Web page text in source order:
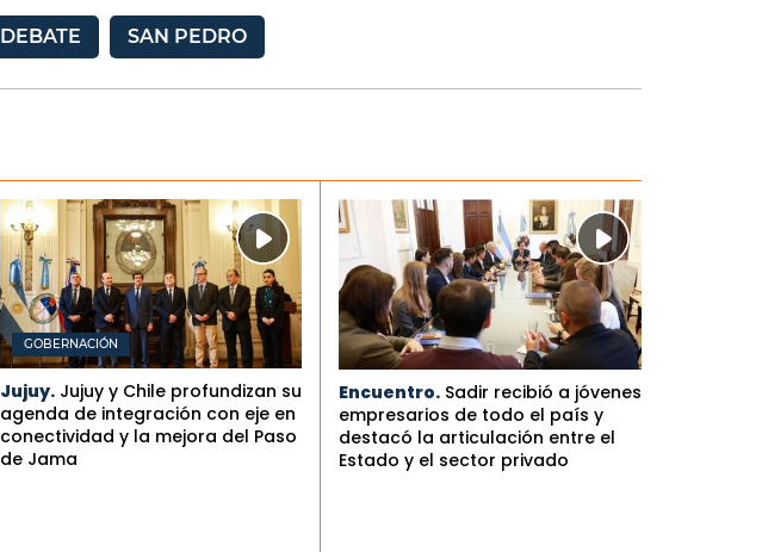
DEBATE SAN PEDRO
GOBERNACIÓN
Jujuy. Jujuy y Chile profundizan su
agenda de integración con eje en
conectividad y la mejora del Paso
de Jama
Encuentro. Sadir recibió a jóvenes
empresarios de todo el país y
destacó la articulación entre el
Estado y el sector privado